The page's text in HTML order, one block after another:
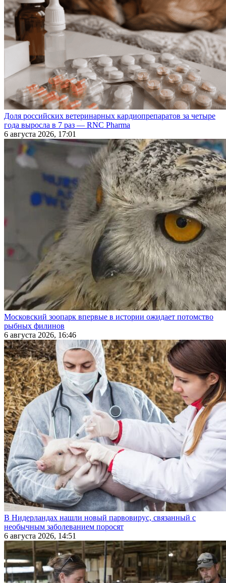
Доля российских ветеринарных кардиопрепаратов за четыре
года выросла в 7 раз — RNC Pharma
6 августа 2026, 17:01
Московский зоопарк впервые в истории ожидает потомство
рыбных филинов
6 августа 2026, 16:46
В Нидерландах нашли новый парвовирус, связанный с
необычным заболеванием поросят
6 августа 2026, 14:51